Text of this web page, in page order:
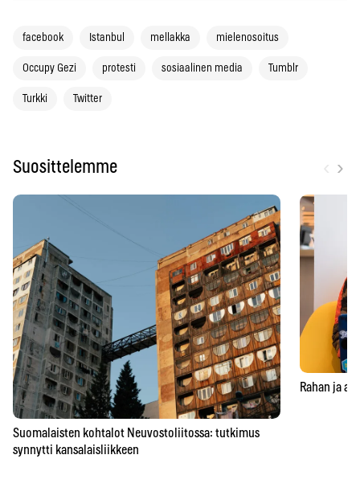
facebook Istanbul mellakka mielenosoitus
Occupy Gezi protesti sosiaalinen media Tumblr
Turkki Twitter
Suosittelemme ›
Suomalaisten kohtalot Neuvostoliitossa: tutkimus
synnytti kansalaisliikkeen
Rahan ja